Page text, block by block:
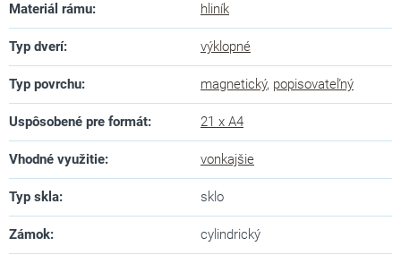
Materiál rámu: hliník
Typ dverí: výklopné
Typ povrchu: magnetický, popisovateľný
Uspôsobené pre formát: 21 x A4
Vhodné využitie: vonkajšie
Typ skla: sklo
Zámok: cylindrický